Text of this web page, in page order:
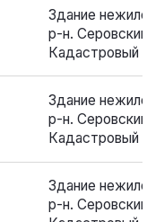
Здание нежилое
р-н. Серовский,
Кадастровый
Здание нежилое
р-н. Серовский,
Кадастровый
Здание нежилое
р-н. Серовский,